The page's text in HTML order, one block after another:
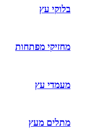
בלוקי עץ
מחזיקי מפתחות
מעמדי עץ
מתלים מעץ